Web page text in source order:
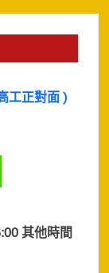
工正對面 )
其他時間